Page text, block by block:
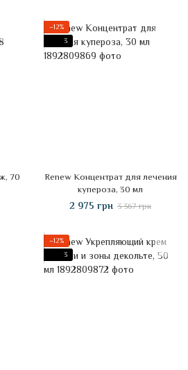
70
−12%
3
Renew Концентрат для лечения
купероза, 30 мл
2 975 грн 3 367 грн
−12%
3